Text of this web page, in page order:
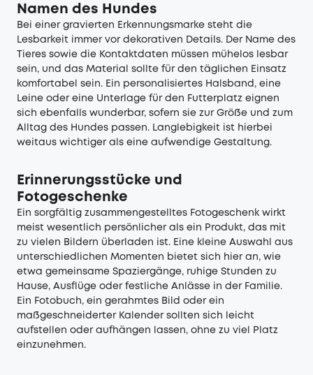
Namen des Hundes
Bei einer gravierten Erkennungsmarke steht die
Lesbarkeit immer vor dekorativen Details. Der Name des
Tieres sowie die Kontaktdaten müssen mühelos lesbar
sein, und das Material sollte für den täglichen Einsatz
komfortabel sein. Ein personalisiertes Halsband, eine
Leine oder eine Unterlage für den Futterplatz eignen
sich ebenfalls wunderbar, sofern sie zur Größe und zum
Alltag des Hundes passen. Langlebigkeit ist hierbei
weitaus wichtiger als eine aufwendige Gestaltung.
Erinnerungsstücke und
Fotogeschenke
Ein sorgfältig zusammengestelltes Fotogeschenk wirkt
meist wesentlich persönlicher als ein Produkt, das mit
zu vielen Bildern überladen ist. Eine kleine Auswahl aus
unterschiedlichen Momenten bietet sich hier an, wie
etwa gemeinsame Spaziergänge, ruhige Stunden zu
Hause, Ausflüge oder festliche Anlässe in der Familie.
Ein Fotobuch, ein gerahmtes Bild oder ein
maßgeschneiderter Kalender sollten sich leicht
aufstellen oder aufhängen lassen, ohne zu viel Platz
einzunehmen.